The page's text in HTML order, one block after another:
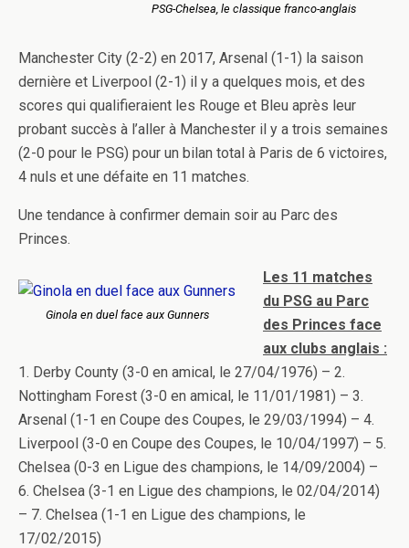
PSG-Chelsea, le classique franco-anglais
Manchester City (2-2) en 2017, Arsenal (1-1) la saison
dernière et Liverpool (2-1) il y a quelques mois, et des
scores qui qualifieraient les Rouge et Bleu après leur
probant succès à l’aller à Manchester il y a trois semaines
(2-0 pour le PSG) pour un bilan total à Paris de 6 victoires,
4 nuls et une défaite en 11 matches.
Une tendance à confirmer demain soir au Parc des
Princes.
Ginola en duel face aux Gunners
Les 11 matches
du PSG au Parc
des Princes face
aux clubs anglais :
1. Derby County (3-0 en amical, le 27/04/1976) – 2.
Nottingham Forest (3-0 en amical, le 11/01/1981) – 3.
Arsenal (1-1 en Coupe des Coupes, le 29/03/1994) – 4.
Liverpool (3-0 en Coupe des Coupes, le 10/04/1997) – 5.
Chelsea (0-3 en Ligue des champions, le 14/09/2004) –
6. Chelsea (3-1 en Ligue des champions, le 02/04/2014)
– 7. Chelsea (1-1 en Ligue des champions, le
17/02/2015)